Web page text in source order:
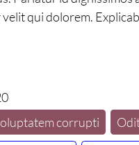
qui dolorem.
corrupti